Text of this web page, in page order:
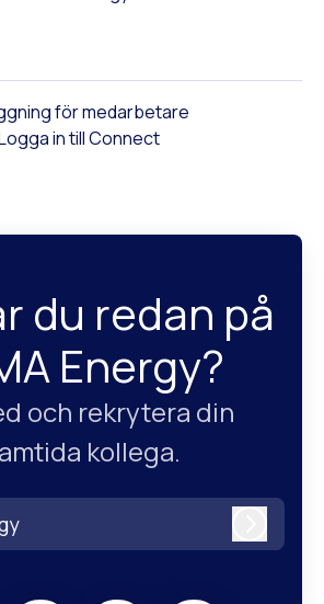
för medarbetare
in till Connect
du redan på
Energy?
och rekrytera din
kollega.